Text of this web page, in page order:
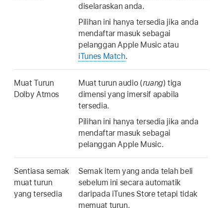
diselaraskan anda.
Pilihan ini hanya tersedia jika anda
mendaftar masuk sebagai
pelanggan Apple Music atau
iTunes Match.
Muat Turun
Dolby Atmos
Muat turun audio (ruang) tiga
dimensi yang imersif apabila
tersedia.
Pilihan ini hanya tersedia jika anda
mendaftar masuk sebagai
pelanggan Apple Music.
Sentiasa semak
muat turun
yang tersedia
Semak item yang anda telah beli
sebelum ini secara automatik
daripada iTunes Store tetapi tidak
memuat turun.